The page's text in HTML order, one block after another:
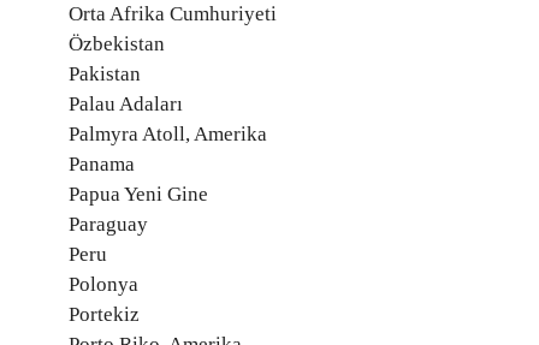
Orta Afrika Cumhuriyeti
Özbekistan
Pakistan
Palau Adaları
Palmyra Atoll, Amerika
Panama
Papua Yeni Gine
Paraguay
Peru
Polonya
Portekiz